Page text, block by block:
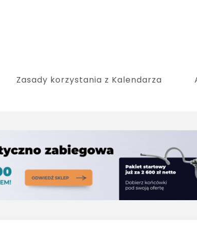
Zasady korzystania z Kalendarza